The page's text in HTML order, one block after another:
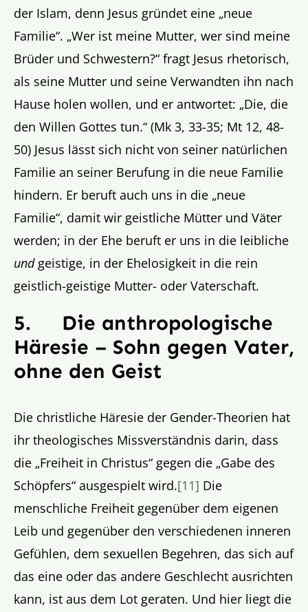
der Islam, denn Jesus gründet eine „neue
Familie“. „Wer ist meine Mutter, wer sind meine
Brüder und Schwestern?“ fragt Jesus rhetorisch,
als seine Mutter und seine Verwandten ihn nach
Hause holen wollen, und er antwortet: „Die, die
den Willen Gottes tun.“ (Mk 3, 33-35; Mt 12, 48-
50) Jesus lässt sich nicht von seiner natürlichen
Familie an seiner Berufung in die neue Familie
hindern. Er beruft auch uns in die „neue
Familie“, damit wir geistliche Mütter und Väter
werden; in der Ehe beruft er uns in die leibliche
undgeistige, in der Ehelosigkeit in die rein
geistlich-geistige Mutter- oder Vaterschaft.
5. Die anthropologische
Häresie – Sohn gegen Vater,
ohne den Geist
Die christliche Häresie der Gender-Theorien hat
ihr theologisches Missverständnis darin, dass
die „Freiheit in Christus“ gegen die „Gabe des
Schöpfers“ ausgespielt wird.[11] Die
menschliche Freiheit gegenüber dem eigenen
Leib und gegenüber den verschiedenen inneren
Gefühlen, dem sexuellen Begehren, das sich auf
das eine oder das andere Geschlecht ausrichten
kann, ist aus dem Lot geraten. Und hier liegt die